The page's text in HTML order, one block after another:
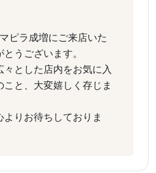
ピラ成増にご来店いた
うございます。
とした店内をお気に入
こと、大変嬉しく存じま
よりお待ちしておりま